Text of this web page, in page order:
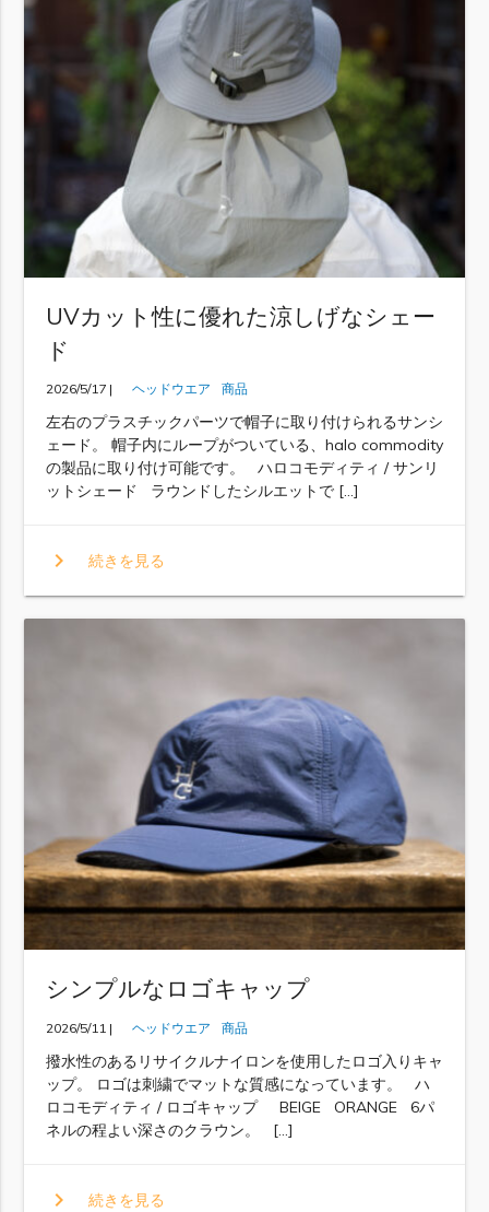
UVカット性に優れた涼しげなシェー
ド
2026/5/17 | ヘッドウエア 商品
左右のプラスチックパーツで帽子に取り付けられるサンシ
ェード。 帽子内にループがついている、halo commodity
の製品に取り付け可能です。 ハロコモディティ / サンリ
ットシェード ラウンドしたシルエットで […]
chevron_right 続きを見る
シンプルなロゴキャップ
2026/5/11 | ヘッドウエア 商品
撥水性のあるリサイクルナイロンを使用したロゴ入りキャ
ップ。 ロゴは刺繍でマットな質感になっています。 ハ
ロコモディティ / ロゴキャップ BEIGE ORANGE 6パ
ネルの程よい深さのクラウン。 […]
chevron_right 続きを見る